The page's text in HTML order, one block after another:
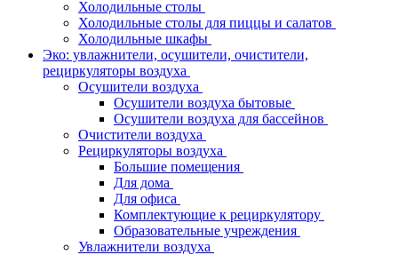
Холодильные столы
Холодильные столы для пиццы и салатов
Холодильные шкафы
Эко: увлажнители, осушители, очистители,
рециркуляторы воздуха
Осушители воздуха
Осушители воздуха бытовые
Осушители воздуха для бассейнов
Очистители воздуха
Рециркуляторы воздуха
Большие помещения
Для дома
Для офиса
Комплектующие к рециркулятору
Образовательные учреждения
Увлажнители воздуха